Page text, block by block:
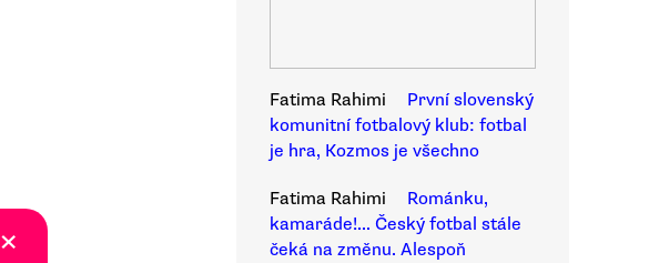
×
Fatima Rahimi
První slovenský
komunitní fotbalový klub: fotbal
je hra, Kozmos je všechno
Fatima Rahimi
Románku,
kamaráde!... Český fotbal stále
čeká na změnu. Alespoň